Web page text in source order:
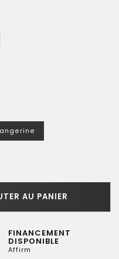
AU PANIER
FINANCEMENT
DISPONIBLE
Affirm